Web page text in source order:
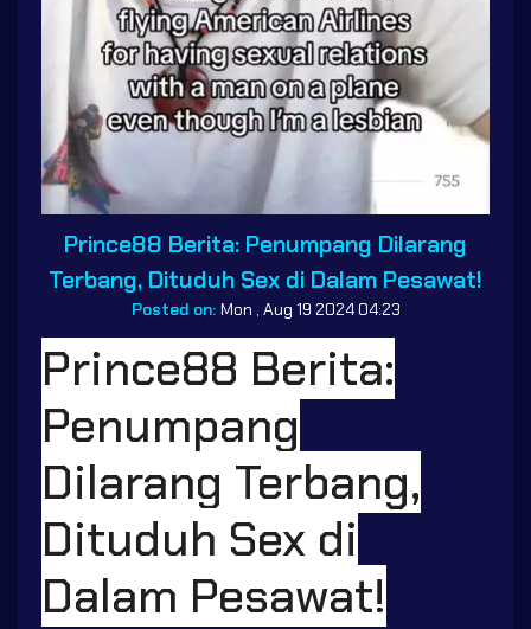
Prince88 Berita: Penumpang Dilarang
Terbang, Dituduh Sex di Dalam Pesawat!
Posted on: Mon , Aug 19 2024 04:23
Prince88 Berita:
Penumpang
Dilarang Terbang,
Dituduh Sex di
Dalam Pesawat!